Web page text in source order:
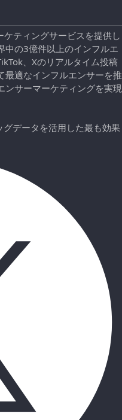
ティングサービスを提供し
中の3億件以上のインフルエ
、Xのリアルタイム投稿
最適なインフルエンサーを推
サーマーケティングを実現
データを活用した最も効果